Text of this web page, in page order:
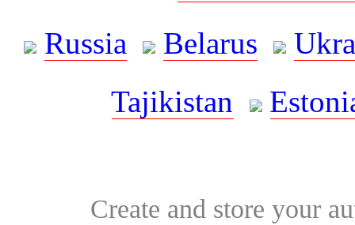
Russia
Belarus
Tajikistan
Create and store your